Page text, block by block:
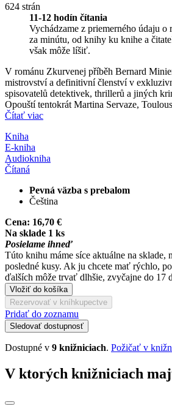
624 strán
11-12 hodín čítania
Vychádzame z priemerného údaju
za minútu, od knihy ku knihe a
však môže líšiť.
V románu Zkurvenej příběh Bernard
mistrovství a definitivní členství v
spisovatelů detektivek, thrillerů a jiných
Opouští tentokrát Martina Servaze,
Čítať viac
Kniha
E-kniha
Audiokniha
Čítaná
Pevná väzba s prebalom
Čeština
Cena: 16,70 €
Na sklade 1 ks
Posielame ihneď
Túto knihu máme síce aktuálne na sklade,
posledné kusy. Ak ju chcete mať rýchlo,
ďalších môže trvať dlhšie, zvyčajne do 17
Vložiť do košíka
Rezervovať v kníhkupectve
Pridať do zoznamu
Sledovať dostupnosť
Dostupné v 9 knižniciach. Požičať v
V ktorých knižniciach